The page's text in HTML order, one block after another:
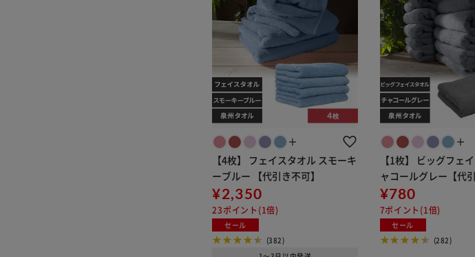
＋
【4枚】 フェイスタオル スモーキ
ーブルー 【代引き不可】
¥2,350
23ポイント(1倍)
セール
(382)
＋
【1枚】 ビッグフェ
ャコールグレー【代
¥780
7ポイント(1倍)
セール
(282)